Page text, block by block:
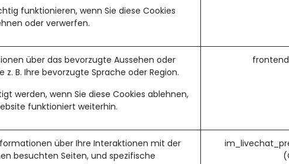
funktionieren, wenn Sie diese Cookies
oder verwerfen.
über das bevorzugte Aussehen oder
z. B. Ihre bevorzugte Sprache oder Region.
werden, wenn Sie diese Cookies ablehnen,
funktioniert weiterhin.
über Ihre Interaktionen mit der
besuchten Seiten, und spezifische